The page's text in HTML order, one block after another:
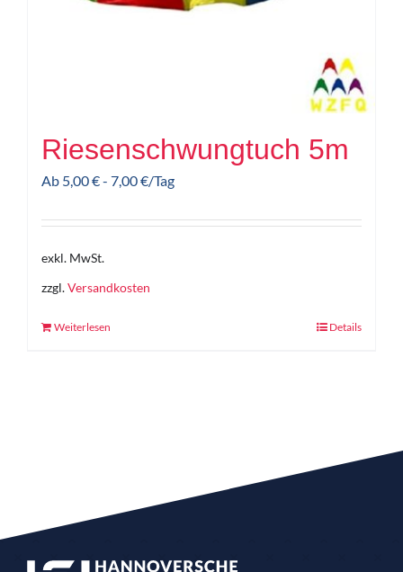
Riesenschwungtuch 5m
Ab 5,00€- 7,00€/Tag
exkl. MwSt.
zzgl.Versandkosten
Weiterlesen Details